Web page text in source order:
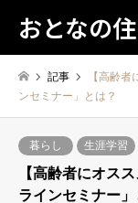
おとなの
記事
【高齢
ンセミナー」とは？
暮らし 生涯学習
【高齢者にオス
ラインセミナー」